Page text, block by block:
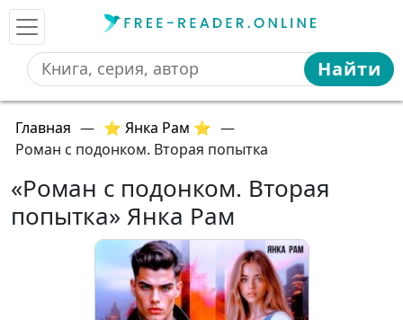
Найти
Главная — ⭐ Янка Рам ⭐ —
Роман с подонком. Вторая попытка
«Роман с подонком. Вторая
попытка» Янка Рам